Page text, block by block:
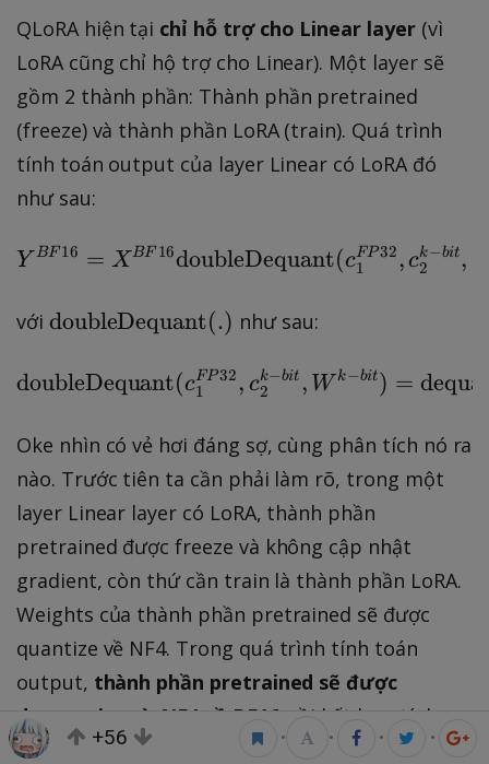
2
^
{
F
P
8
}
QLoRA hiện tại chỉ hỗ trợ cho Linear layer(vì
LoRA cũng chỉ hộ trợ cho Linear). Một layer sẽ
gồm 2 thành phần: Thành phần pretrained
(freeze) và thành phần LoRA (train). Quá trình
tính toán output của layer Linear có LoRA đó
như sau:
Y^{BF16} =
Y BF 16 = X BF 16doubleDequant(c1
FP32, c2
k−bit,
với \
e
{
d
o
u
b
le
D
e
q
a
doubleDequant(.) như sau:
doubleDequant(c1
FP32, c2
k−bit , W k−bit) =
Oke nhìn có vẻ hơi đáng sợ, cùng phân tích nó ra
nào. Trước tiên ta cần phải làm rõ, trong một
layer Linear layer có LoRA, thành phần
pretrained được freeze và không cập nhật
gradient, còn thứ cần train là thành phần LoRA.
Weights của thành phần pretrained sẽ được
quantize về NF4. Trong quá trình tính toán
output, thành phần pretrained sẽ được
dequantize từ NF4 về BF16 , rồi kết hợp tính
toán với thành phần LoRA ở dạng BF16. Khi tính
+56 • • • •